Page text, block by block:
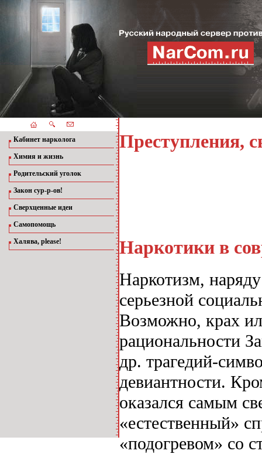
Кабинет нарколога
Химия и жизнь
Родительский уголок
Закон сур-р-ов!
Сверхценные идеи
Самопомощь
Халява, please!
Преступления,
Наркотики в
Наркотизм,
серьезной
Возможно, крах
рациональности
др. трагедий-
девиантности.
оказался самым
«естественный»
«подогревом» со